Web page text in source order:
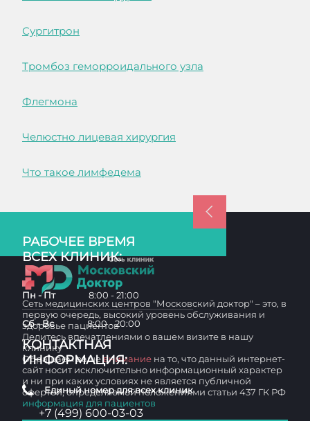
Сургитрон
Тромбоз геморроидального узла
Флегмона
Челюстно лицевая хирургия
Что такое лимфедема
РАБОЧЕЕ ВРЕМЯ
ВСЕХ КЛИНИК:
Пн - Пт 8:00 - 21:00
Сб - Вс 8:00 - 20:00
КОНТАКТНАЯ
ИНФОРМАЦИЯ:
Единый номер для всех клиник
+7 (499) 600-03-03
Сеть медицинских центров "Московский доктор" – это, в
первую очередь, высокий уровень обслуживания и
здоровье пациентов
Делитесь впечатлениями о вашем визите в нашу
клинику
Обращаем вашевнимание на то, что данный интернет-
сайт носит исключительно информационный характер
и ни при каких условиях не является публичной
офертой, определяемой положениями статьи 437 ГК РФ
информация для пациентов